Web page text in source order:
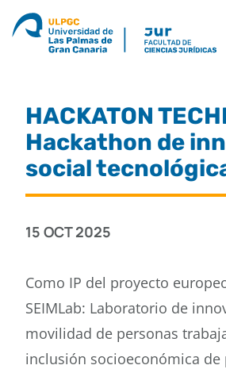
Saltar
titulaciones
estudiantes
movilidad
noticias
HACKATON
Hackathon de
social
15 OCT 2025
Como IP del proyecto
SEIMLab: Laboratorio de
movilidad de personas
inclusión socioeconómica de